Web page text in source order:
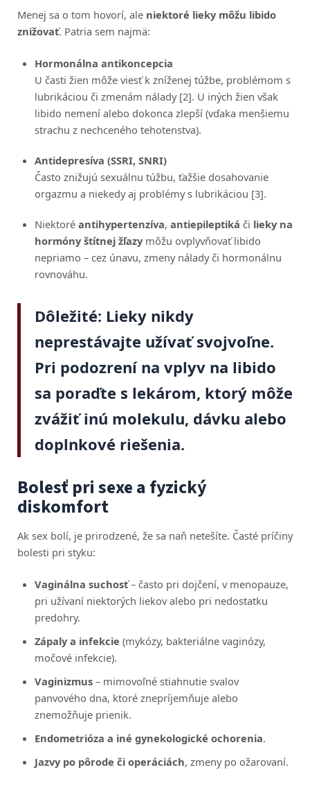
Menej sa o tom hovorí, ale niektoré lieky môžu libido
znižovať. Patria sem najmä:
Hormonálna antikoncepcia
U časti žien môže viesť k zníženej túžbe, problémom s
lubrikáciou či zmenám nálady [2]. U iných žien však
libido nemení alebo dokonca zlepší (vďaka menšiemu
strachu z nechceného tehotenstva).
Antidepresíva (SSRI, SNRI)
Často znižujú sexuálnu túžbu, ťažšie dosahovanie
orgazmu a niekedy aj problémy s lubrikáciou [3].
Niektoré antihypertenzíva, antiepileptiká či lieky na
hormóny štítnej žľazymôžu ovplyvňovať libido
nepriamo – cez únavu, zmeny nálady či hormonálnu
rovnováhu.
Dôležité: Lieky nikdy
neprestávajte užívať svojvoľne.
Pri podozrení na vplyv na libido
sa poraďte s lekárom, ktorý môže
zvážiť inú molekulu, dávku alebo
doplnkové riešenia.
Bolesť pri sexe a fyzický
diskomfort
Ak sex bolí, je prirodzené, že sa naň netešíte. Časté príčiny
bolesti pri styku:
Vaginálna suchosť– často pri dojčení, v menopauze,
pri užívaní niektorých liekov alebo pri nedostatku
predohry.
Zápaly a infekcie (mykózy, bakteriálne vaginózy,
močové infekcie).
Vaginizmus – mimovoľné stiahnutie svalov
panvového dna, ktoré znepríjemňuje alebo
znemožňuje prienik.
Endometrióza a iné gynekologické ochorenia.
Jazvy po pôrode či operáciách, zmeny po ožarovaní.